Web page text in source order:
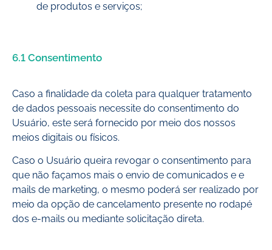
de produtos e serviços;
6.1 Consentimento
Caso a finalidade da coleta para qualquer tratamento
de dados pessoais necessite do consentimento do
Usuário, este será fornecido por meio dos nossos
meios digitais ou físicos.
Caso o Usuário queira revogar o consentimento para
que não façamos mais o envio de comunicados e e
mails de marketing, o mesmo poderá ser realizado por
meio da opção de cancelamento presente no rodapé
dos e-mails ou mediante solicitação direta.